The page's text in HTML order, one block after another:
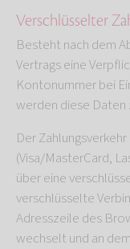
Verschlüsselter
Besteht nach dem
Vertrags eine
Kontonummer bei
werden diese Daten
Der
(Visa/MasterCard,
über eine
verschlüsselte
Adresszeile des
wechselt und an